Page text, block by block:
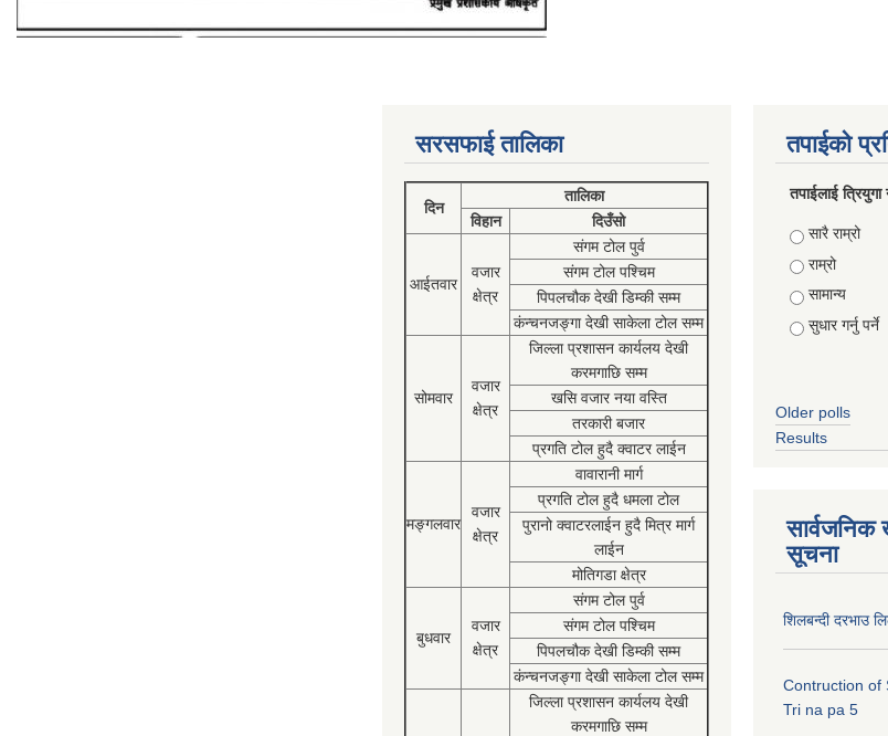
सरसफाई तालिका
दिन
तालिका
विहान
दिउँसो
आईतवार
वजार
क्षेत्र
संगम टोल पुर्व
संगम टोल पश्चिम
पिपलचौक देखी डिम्की सम्म
कंन्चनजङ्गा देखी साकेला टोल सम्म
सोमवार
वजार
क्षेत्र
जिल्ला प्रशासन कार्यलय देखी
करमगाछि सम्म
खसि वजार नया वस्ति
तरकारी बजार
प्रगति टोल हुदै क्वाटर लाईन
मङ्गलवार
वजार
क्षेत्र
वावारानी मार्ग
प्रगति टोल हुदै धमला टोल
पुरानो क्वाटरलाईन हुदै मित्र मार्ग
लाईन
मोतिगडा क्षेत्र
बुधवार
वजार
क्षेत्र
संगम टोल पुर्व
संगम टोल पश्चिम
पिपलचौक देखी डिम्की सम्म
कंन्चनजङ्गा देखी साकेला टोल सम्म
जिल्ला प्रशासन कार्यलय देखी
करमगाछि सम्म
तपाईको
तपाईलाई
Choices
सारै राम्रो
राम्रो
सामान्य
सुधार गर्नु पर्ने
Older polls
Results
सार्वजनिक
सूचना
शिलबन्दी दरभाउ
Contruction of
Tri na pa 5